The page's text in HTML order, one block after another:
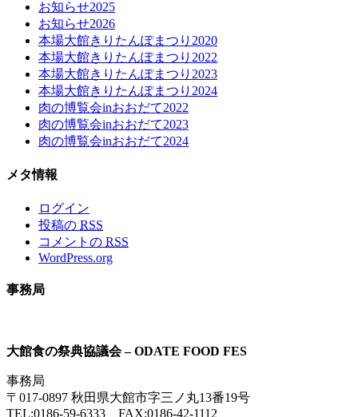
お知らせ2025
お知らせ2026
本場大館きりたんぽまつり2020
本場大館きりたんぽまつり2022
本場大館きりたんぽまつり2023
本場大館きりたんぽまつり2024
肉の博覧会inおおだて2022
肉の博覧会inおおだて2023
肉の博覧会inおおだて2024
メタ情報
ログイン
投稿の RSS
コメントの RSS
WordPress.org
事務局
大館食の祭典協議会 – ODATE FOOD FES
事務局
〒017-0897 秋田県大館市字三ノ丸13番19号
TEL:0186-59-6333 FAX:0186-42-1112